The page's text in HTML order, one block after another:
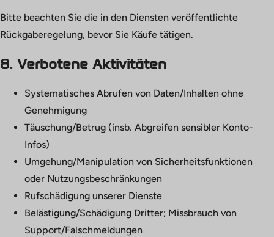
Bitte beachten Sie die in den Diensten veröffentlichte
Rückgaberegelung, bevor Sie Käufe tätigen.
8. Verbotene Aktivitäten
Systematisches Abrufen von Daten/Inhalten ohne
Genehmigung
Täuschung/Betrug (insb. Abgreifen sensibler Konto-
Infos)
Umgehung/Manipulation von Sicherheitsfunktionen
oder Nutzungsbeschränkungen
Rufschädigung unserer Dienste
Belästigung/Schädigung Dritter; Missbrauch von
Support/Falschmeldungen